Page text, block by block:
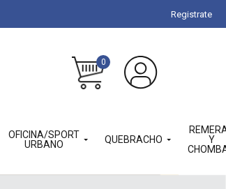
Registrate
0
OFICINA/SPORT
URBANO
QUEBRACHO
Y